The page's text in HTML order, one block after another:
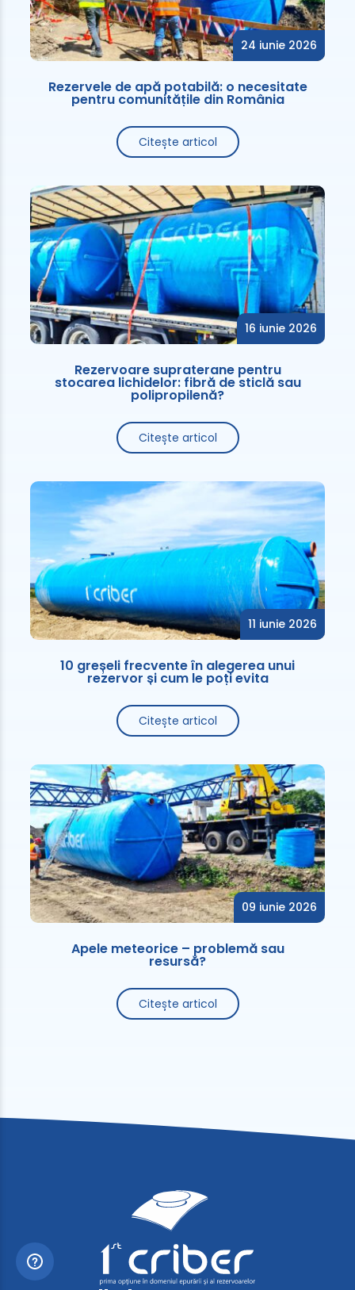
24 iunie 2026
Rezervele de apă potabilă: o necesitate
pentru comunitățile din România
Citește articol
16 iunie 2026
Rezervoare supraterane pentru
stocarea lichidelor: fibră de sticlă sau
polipropilenă?
Citește articol
11 iunie 2026
10 greșeli frecvente în alegerea unui
rezervor și cum le poți evita
Citește articol
09 iunie 2026
Apele meteorice – problemă sau
resursă?
Citește articol